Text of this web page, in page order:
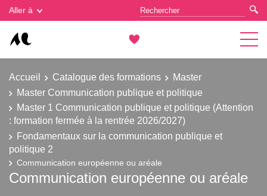
Aller à
Accueil Catalogue des formations
Master
Master Communication publique et politique
Master 1 Communication publique et politique (Attention
: formation fermée à la rentrée 2026/2027)
Fondamentaux sur la communication publique et
politique 2
Communication européenne ou aréale
Communication européenne ou aréale
Gestion des cookies